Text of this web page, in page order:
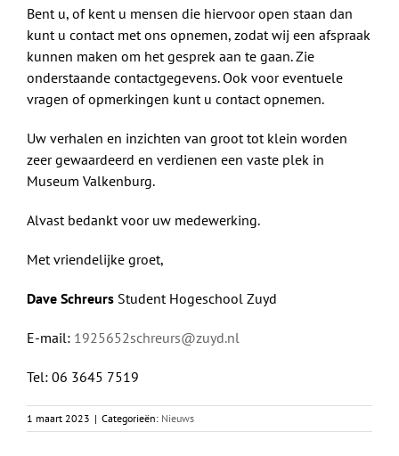
Bent u, of kent u mensen die hiervoor open staan dan
kunt u contact met ons opnemen, zodat wij een afspraak
kunnen maken om het gesprek aan te gaan. Zie
onderstaande contactgegevens. Ook voor eventuele
vragen of opmerkingen kunt u contact opnemen.
Uw verhalen en inzichten van groot tot klein worden
zeer gewaardeerd en verdienen een vaste plek in
Museum Valkenburg.
Alvast bedankt voor uw medewerking.
Met vriendelijke groet,
Dave Schreurs Student Hogeschool Zuyd
E-mail: 1925652schreurs@zuyd.nl
Tel: 06 3645 7519
1 maart 2023 | Categorieën: Nieuws